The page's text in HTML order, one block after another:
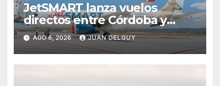
JetSMART lanza vuelos
directos entre Córdoba y
Florianópolis
AGO 6, 2026 JUAN DELGUY